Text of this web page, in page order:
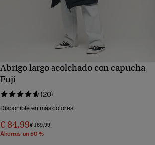
Abrigo largo acolchado con capucha
Fuji
(20)
Disponible en más colores
€ 84,99Precio rebajado de
€ 169,99a
Ahorras un 50 %